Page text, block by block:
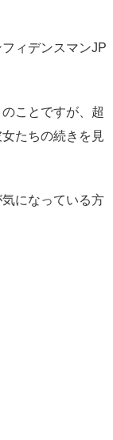
ィデンスマンJP
のことですが、超
たちの続きを見
になっている方